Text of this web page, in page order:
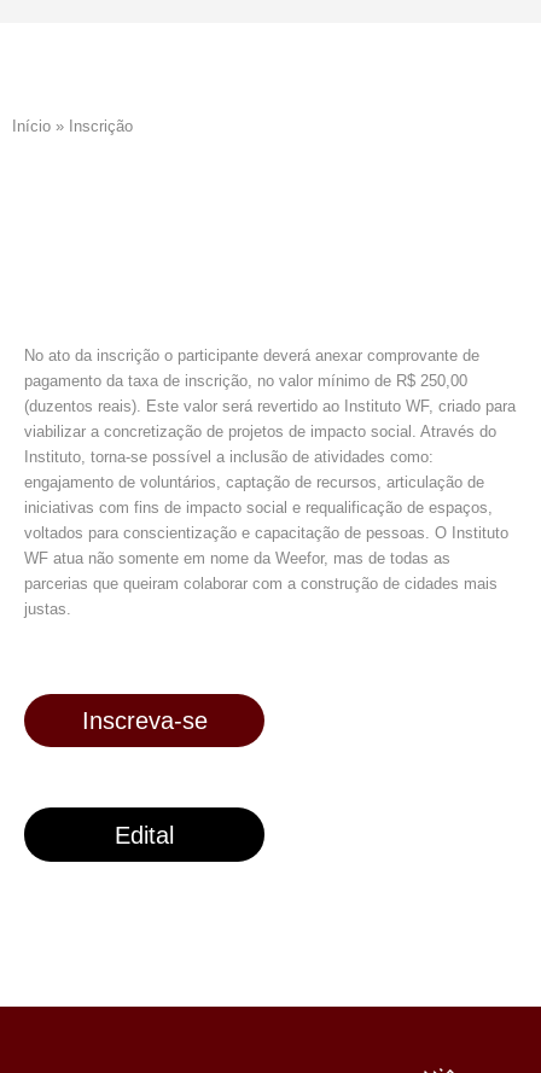
Início » Inscrição
No ato da inscrição o participante deverá anexar comprovante de
pagamento da taxa de inscrição, no valor mínimo de R$ 250,00
(duzentos reais). Este valor será revertido ao Instituto WF, criado para
viabilizar a concretização de projetos de impacto social. Através do
Instituto, torna-se possível a inclusão de atividades como:
engajamento de voluntários, captação de recursos, articulação de
iniciativas com fins de impacto social e requalificação de espaços,
voltados para conscientização e capacitação de pessoas. O Instituto
WF atua não somente em nome da Weefor, mas de todas as
parcerias que queiram colaborar com a construção de cidades mais
justas.
Inscreva-se
Edital